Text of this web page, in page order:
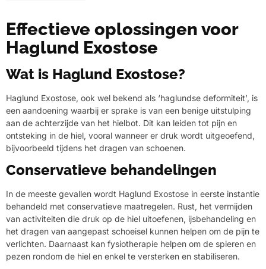
Effectieve oplossingen voor
Haglund Exostose
Wat is Haglund Exostose?
Haglund Exostose, ook wel bekend als ‘haglundse deformiteit’, is
een aandoening waarbij er sprake is van een benige uitstulping
aan de achterzijde van het hielbot. Dit kan leiden tot pijn en
ontsteking in de hiel, vooral wanneer er druk wordt uitgeoefend,
bijvoorbeeld tijdens het dragen van schoenen.
Conservatieve behandelingen
In de meeste gevallen wordt Haglund Exostose in eerste instantie
behandeld met conservatieve maatregelen. Rust, het vermijden
van activiteiten die druk op de hiel uitoefenen, ijsbehandeling en
het dragen van aangepast schoeisel kunnen helpen om de pijn te
verlichten. Daarnaast kan fysiotherapie helpen om de spieren en
pezen rondom de hiel en enkel te versterken en stabiliseren.